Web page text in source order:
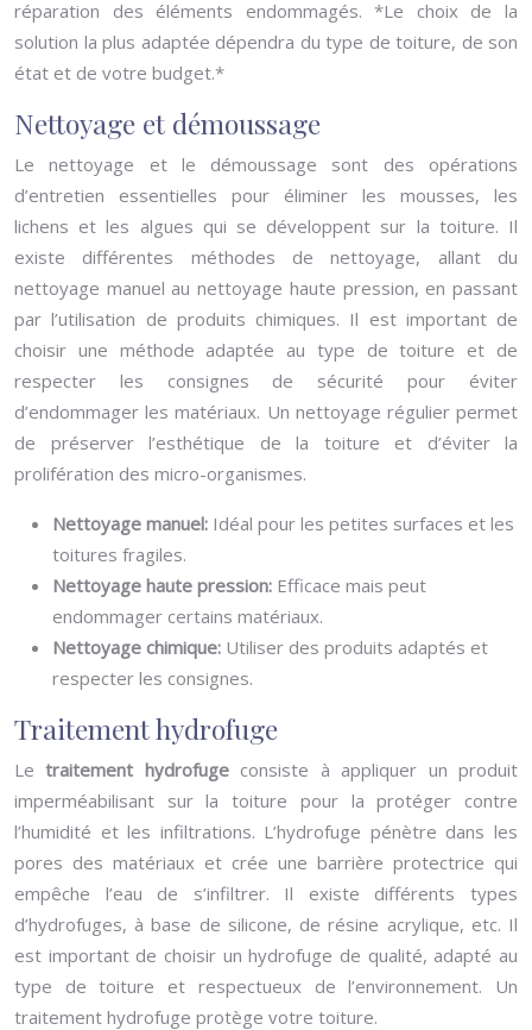
réparation des éléments endommagés. *Le choix de la
solution la plus adaptée dépendra du type de toiture, de son
état et de votre budget.*
Nettoyage et démoussage
Le nettoyage et le démoussage sont des opérations
d’entretien essentielles pour éliminer les mousses, les
lichens et les algues qui se développent sur la toiture. Il
existe différentes méthodes de nettoyage, allant du
nettoyage manuel au nettoyage haute pression, en passant
par l’utilisation de produits chimiques. Il est important de
choisir une méthode adaptée au type de toiture et de
respecter les consignes de sécurité pour éviter
d’endommager les matériaux. Un nettoyage régulier permet
de préserver l’esthétique de la toiture et d’éviter la
prolifération des micro-organismes.
Nettoyage manuel: Idéal pour les petites surfaces et les
toitures fragiles.
Nettoyage haute pression: Efficace mais peut
endommager certains matériaux.
Nettoyage chimique: Utiliser des produits adaptés et
respecter les consignes.
Traitement hydrofuge
Letraitement hydrofuge consiste à appliquer un produit
imperméabilisant sur la toiture pour la protéger contre
l’humidité et les infiltrations. L’hydrofuge pénètre dans les
pores des matériaux et crée une barrière protectrice qui
empêche l’eau de s’infiltrer. Il existe différents types
d’hydrofuges, à base de silicone, de résine acrylique, etc. Il
est important de choisir un hydrofuge de qualité, adapté au
type de toiture et respectueux de l’environnement. Un
traitement hydrofuge protège votre toiture.